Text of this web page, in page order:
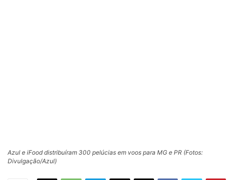
Azul e iFood distribuíram 300 pelúcias em voos para MG e PR (Fotos:
Divulgação/Azul)